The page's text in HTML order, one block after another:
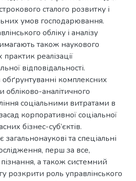
сталого розвитку і
умов господарювання.
обліку і аналізу
також наукового
реалізації
відповідальності.
обґрунтуванні комплексних
обліково-аналітичного
соціальними витратами в
корпоративної соціальної
бізнес-суб’єктів.
загальнонаукові та спеціальні
перш за все,
а також системний
розкрити роль управлінського